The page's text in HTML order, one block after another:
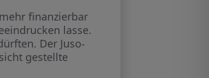
finanzierbar
lasse.
Der Juso-
gestellte